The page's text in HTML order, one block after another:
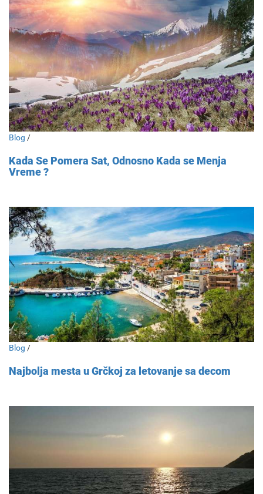
Blog /
Kada Se Pomera Sat, Odnosno Kada se Menja
Vreme ?
Blog /
Najbolja mesta u Grčkoj za letovanje sa decom